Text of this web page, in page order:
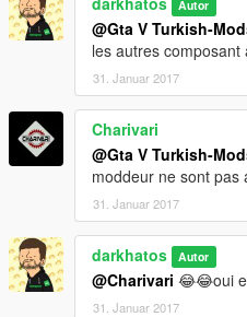
Autor
@Gta V Turkish-
les autres
31. Januar 2017
Charivari
@Gta V Turkish-
moddeur ne sont pas
31. Januar 2017
darkhatos Autor
@Charivari 😂😂oui
31. Januar 2017